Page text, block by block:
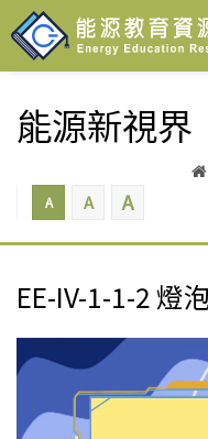
能源新視界
A A A
EE-IV-1-1-2 燈